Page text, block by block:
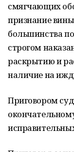
смягчающих
признание
большинства
строгом
раскрытию и
наличие на
Приговором